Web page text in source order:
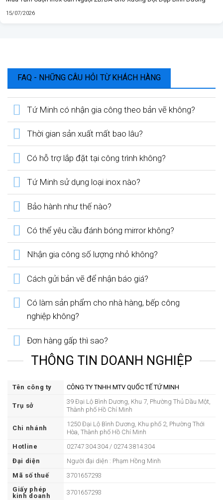
15/07/2026
FAQ - NHỮNG CÂU HỎI TỪ KHÁCH HÀNG
Tứ Minh có nhận gia công theo bản vẽ không?
Thời gian sản xuất mất bao lâu?
Có hỗ trợ lắp đặt tại công trình không?
Tứ Minh sử dụng loại inox nào?
Bảo hành như thế nào?
Có thể yêu cầu đánh bóng mirror không?
Nhận gia công số lượng nhỏ không?
Cách gửi bản vẽ để nhận báo giá?
Có làm sản phẩm cho nhà hàng, bếp công
nghiệp không?
Đơn hàng gấp thì sao?
THÔNG TIN DOANH NGHIỆP
Tên công ty CÔNG TY TNHH MTV QUỐC TẾ TỨ MINH
Trụ sở
39 Đại Lộ Bình Dương, Khu 7, Phường Thủ Dầu Một,
Thành phố Hồ Chí Minh
Chi nhánh
1250 Đại Lộ Bình Dương, Khu phố 2, Phường Thới
Hòa, Thành phố Hồ Chí Minh
Hotline
02747 304 304 / 0274 3814 304
Đại diện
Người đại diện : Phạm Hồng Minh
Mã số thuế
3701657293
Giấy phép
kinh doanh
3701657293